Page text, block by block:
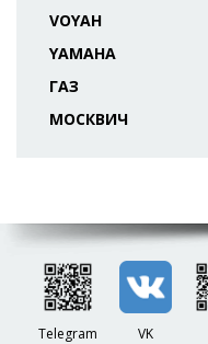
VOYAH
YAMAHA
ГАЗ
МОСКВИЧ
Telegram VK